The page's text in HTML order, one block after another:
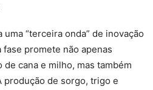
“terceira onda” de inovação
promete não apenas
cana e milho, mas também
produção de sorgo, trigo e